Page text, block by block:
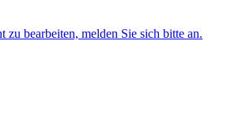
zu bearbeiten, melden Sie sich bitte an.